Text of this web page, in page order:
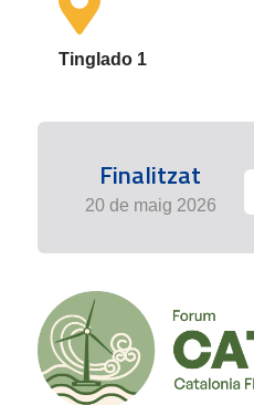
Tinglado 1
Finalitzat
20 de maig 2026